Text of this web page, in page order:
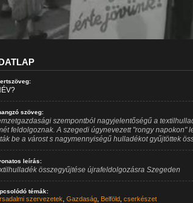
szöveg:
szempontból nagyjelentőségű a
feldolgoznak. A szegedi úgynevezett "rongy napokon"
be a várost s nagymennyiségű hulladékot gyűjtöttek
leírás:
összegyűjtése újrafeldolgozásra Szegeden
témák:
szervezetek Gazdaság, Belföld, cserkészet